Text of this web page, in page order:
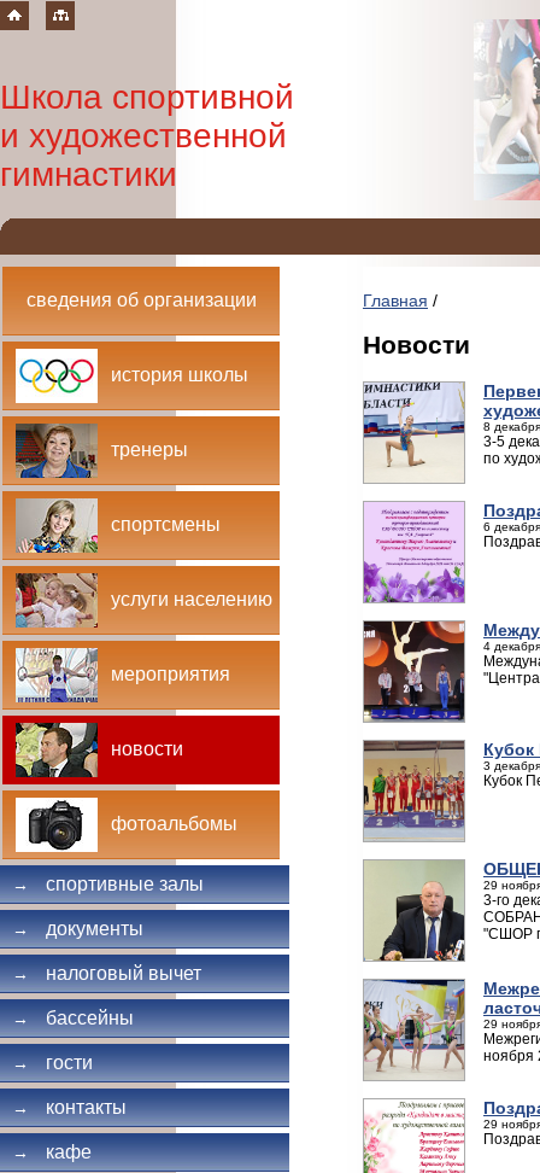
Школа спортивной
и художественной
гимнастики
сведения об организации
история школы
тренеры
спортсмены
услуги населению
мероприятия
новости
фотоальбомы
→ спортивные залы
→ документы
→ налоговый вычет
→ бассейны
→ гости
→ контакты
→ кафе
Главная /
Новости
8
3-5
по
6
4
Кубок
3
Кубок
29
3-го
"СШОР
29
ноября
29